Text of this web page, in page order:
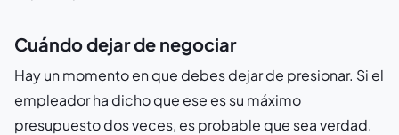
Cuándo dejar de negociar
Hay un momento en que debes dejar de presionar. Si el
empleador ha dicho que ese es su máximo
presupuesto dos veces, es probable que sea verdad.